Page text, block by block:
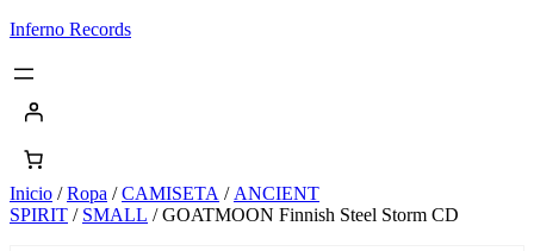
Saltar
contenido
Inferno Records
Inicio /Ropa /CAMISETA / ANCIENT
SPIRIT / SMALL / GOATMOON Finnish Steel Storm CD